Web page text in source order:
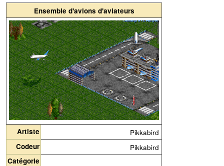
Ensemble d'avions d'aviateurs
Artiste
Pikkabird
Codeur
Pikkabird
Catégorie